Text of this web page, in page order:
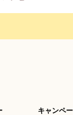
キャンペ